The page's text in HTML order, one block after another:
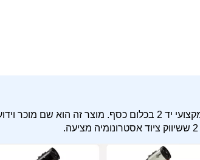
אסטרופורום מספקת טלסקופ מקצועי יד 2 בכלום כסף.